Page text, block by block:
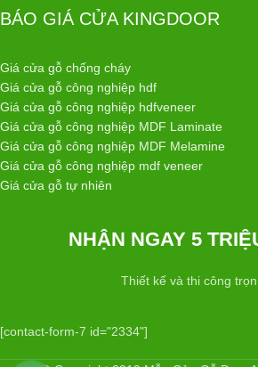
BÁO GIÁ CỬA KINGDOOR
Giá cửa gỗ chống cháy
Giá cửa gỗ công nghiệp hdf
Giá cửa gỗ công nghiệp hdfveneer
Giá cửa gỗ công nghiệp MDF Laminate
Giá cửa gỗ công nghiệp MDF Melamine
Giá cửa gỗ công nghiệp mdf veneer
Giá cửa gỗ tự nhiên
NHẬN NGAY 5
Thiết kế và thi công
[contact-form-7 id="2334"]